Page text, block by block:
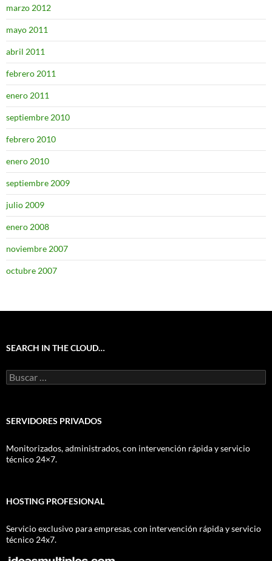
marzo 2012
mayo 2011
abril 2011
febrero 2011
enero 2011
septiembre 2010
febrero 2010
enero 2010
septiembre 2009
julio 2009
enero 2008
noviembre 2007
octubre 2007
SEARCH IN THE CLOUD…
Buscar:
SERVIDORES PRIVADOS
Monitorizados, administrados, con intervención rápida y servicio
técnico 24×7.
HOSTING PROFESIONAL
Servicio exclusivo para empresas, con intervención rápida y servicio
técnico 24x7.